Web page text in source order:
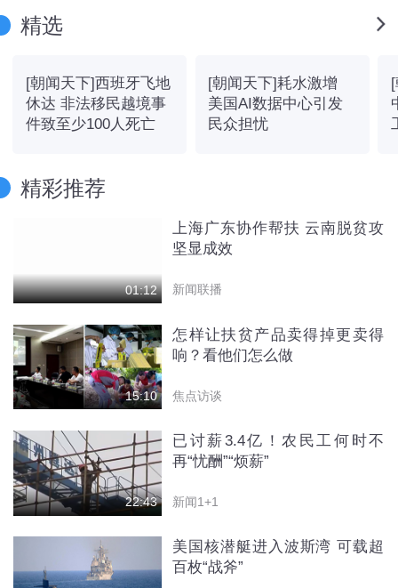
精选
[朝闻天下]西班牙飞地
休达 非法移民越境事
件致至少100人死亡
[朝闻天下]耗水激增
美国AI数据中心引发
民众担忧
精彩推荐
01:12
上海广东协作帮扶 云南脱贫攻
坚显成效
新闻联播
15:10
怎样让扶贫产品卖得掉更卖得
响？看他们怎么做
焦点访谈
22:43
已讨薪3.4亿！农民工何时不
再“忧酬”“烦薪”
新闻1+1
美国核潜艇进入波斯湾 可载超
百枚“战斧”